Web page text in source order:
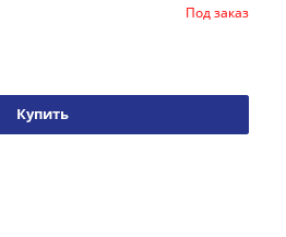
Под заказ
Купить